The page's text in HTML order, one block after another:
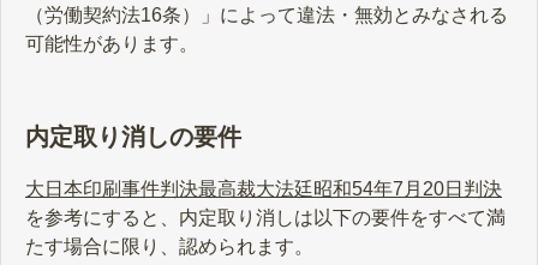
（労働契約法16条）」によって違法・無効とみなされる
可能性があります。
内定取り消しの要件
大日本印刷事件判決最高裁大法廷昭和54年7月20日判決
を参考にすると、内定取り消しは以下の要件をすべて満
たす場合に限り、認められます。